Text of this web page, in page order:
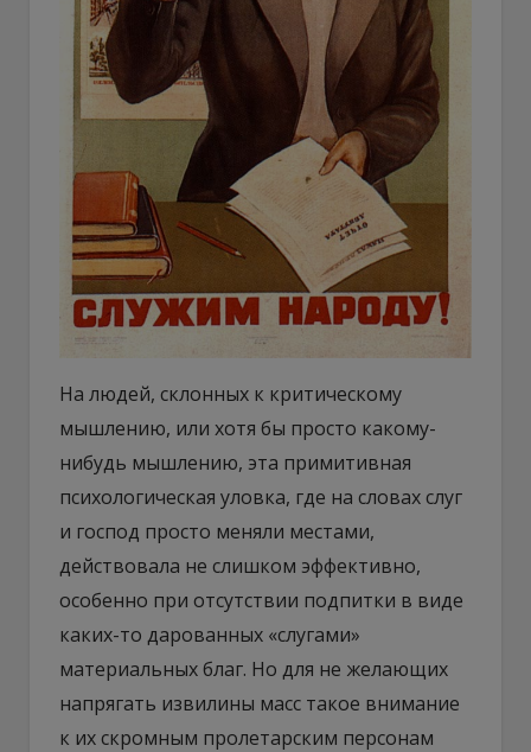
На людей, склонных к критическому
мышлению, или хотя бы просто какому-
нибудь мышлению, эта примитивная
психологическая уловка, где на словах слуг
и господ просто меняли местами,
действовала не слишком эффективно,
особенно при отсутствии подпитки в виде
каких-то дарованных «слугами»
материальных благ. Но для не желающих
напрягать извилины масс такое внимание
к их скромным пролетарским персонам